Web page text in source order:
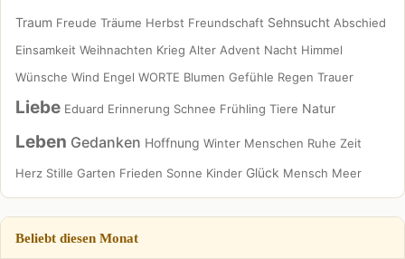
Traum Freude Träume Herbst Freundschaft Sehnsucht Abschied
Einsamkeit Weihnachten Krieg Alter Advent Nacht Himmel
Wünsche Wind Engel WORTE Blumen Gefühle Regen Trauer
Liebe Eduard Erinnerung Schnee Frühling Tiere Natur
Leben Gedanken Hoffnung Winter Menschen Ruhe Zeit
Herz Stille Garten Frieden Sonne Kinder Glück Mensch Meer
Beliebt diesen Monat